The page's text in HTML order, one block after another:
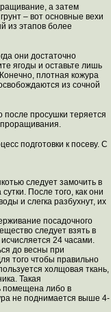
а затем
– вот основные вехи
из этапов более
они достаточно
ягоды и оставьте лишь
плотная кожура
из сочной
после просушки теряется
подготовки к посеву. С
следует замочить в
После того, как они
и слегка разбухнут, их
посадочного
следует взять в
24 часами.
до весны при
того чтобы правильно
холщовая ткань,
Такая
помещена либо в
не поднимается выше 4-